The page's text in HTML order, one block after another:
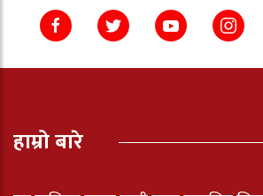
हाम्रो बारे